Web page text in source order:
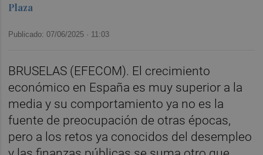
Plaza
Publicado: 07/06/2025 · 11:03
BRUSELAS (EFECOM). El crecimiento
económico en España es muy superior a la
media y su comportamiento ya no es la
fuente de preocupación de otras épocas,
pero a los retos ya conocidos del desempleo